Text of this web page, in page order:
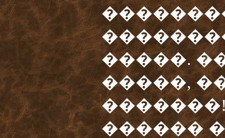
�����.
�����,
������